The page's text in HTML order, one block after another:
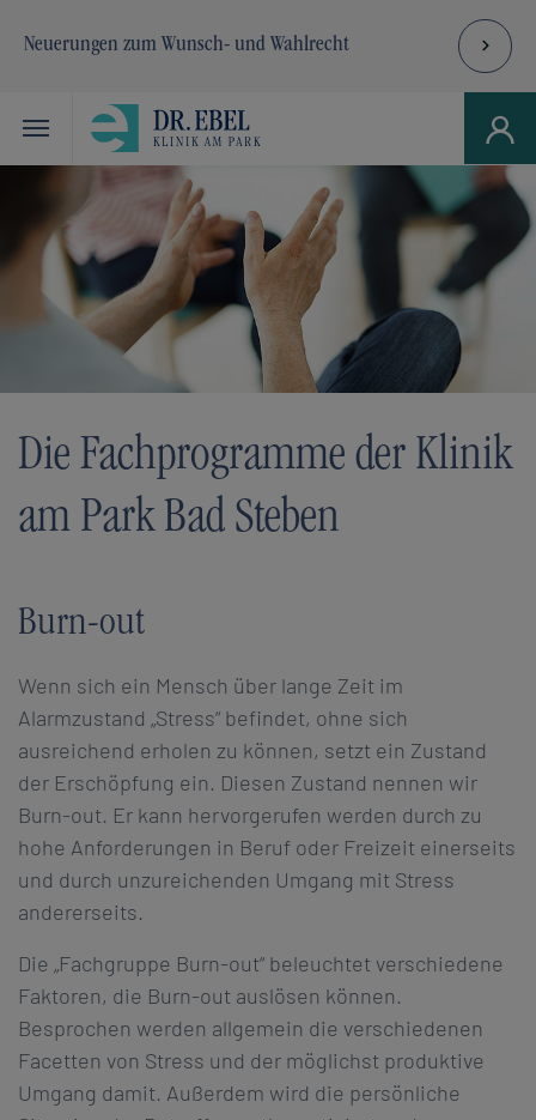
Neuerungen zum Wunsch- und Wahlrecht
Skip to main navigation
Zum Hauptinhalt springen
Skip to page footer
Die Fachprogramme der Klinik
am Park Bad Steben
Burn-out
Wenn sich ein Mensch über lange Zeit im
Alarmzustand „Stress“ befindet, ohne sich
ausreichend erholen zu können, setzt ein Zustand
der Erschöpfung ein. Diesen Zustand nennen wir
Burn-out. Er kann hervorgerufen werden durch zu
hohe Anforderungen in Beruf oder Freizeit einerseits
und durch unzureichenden Umgang mit Stress
andererseits.
Die „Fachgruppe Burn-out“ beleuchtet verschiedene
Faktoren, die Burn-out auslösen können.
Besprochen werden allgemein die verschiedenen
Facetten von Stress und der möglichst produktive
Umgang damit. Außerdem wird die persönliche